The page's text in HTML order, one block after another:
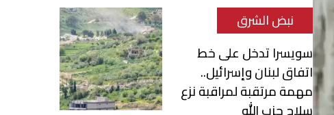
نبض الشرق
سويسرا تدخل على خط
اتفاق لبنان وإسرائيل..
مهمة مرتقبة لمراقبة نزع